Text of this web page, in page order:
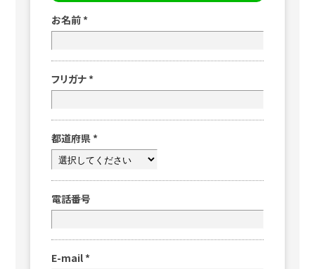
お名前 *
フリガナ *
都道府県 *
電話番号
E-mail *